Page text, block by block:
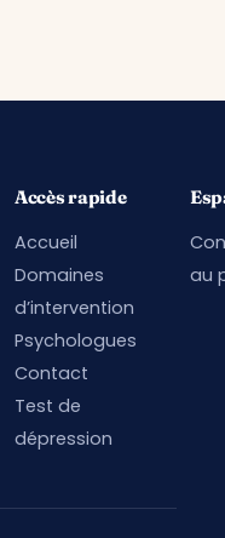
Accès rapide
Accueil
Domaines
d’intervention
Psychologues
Contact
Test de
dépression
au